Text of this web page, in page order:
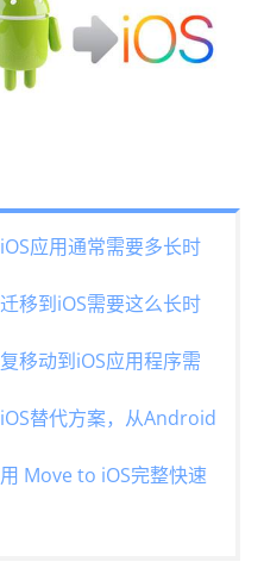
应用通常需要多长时
移到iOS需要这么长时
移动到iOS应用程序需
替代方案，从Android
Move to iOS完整快速